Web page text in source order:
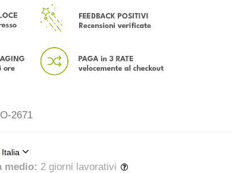
2671
Italia
medio: 2 giorni lavorativi